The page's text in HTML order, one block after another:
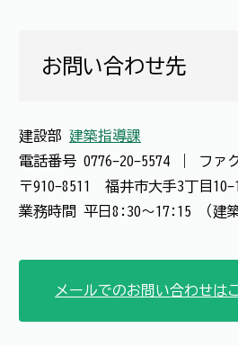
お問い合わせ先
建設部 建築指導課
電話番号 0776-20-5574 ファ
〒910-8511 福井市大手3丁目
業務時間 平日8:30～17:15 （建
メールでのお問い合わせは